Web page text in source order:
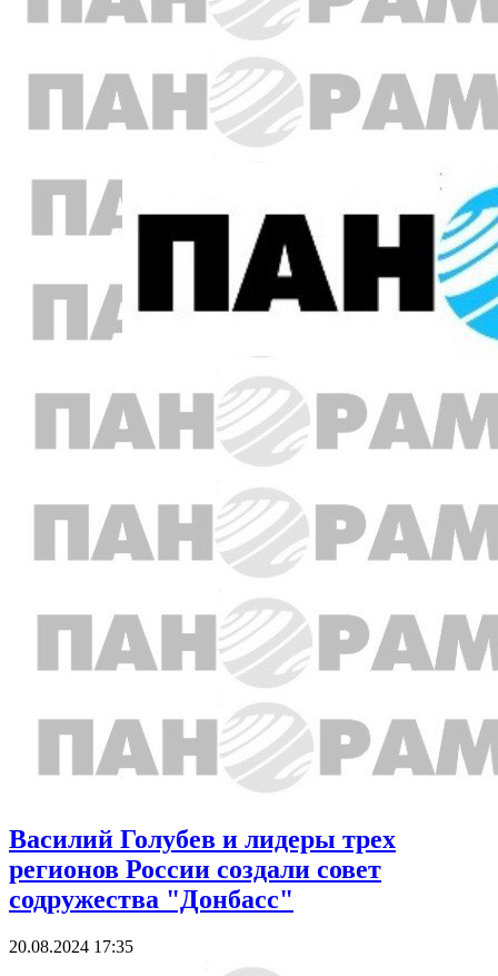
Василий Голубев и лидеры трех
регионов России создали совет
содружества "Донбасс"
20.08.2024 17:35